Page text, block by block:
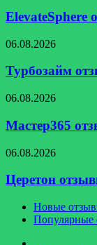
платят
или
нет?
ElevateSphere
Турбозайм
06.08.2026
Турбозайм
Мастер365
06.08.2026
Мастер365
Церетон
06.08.2026
Церетон
Новые
Популярные